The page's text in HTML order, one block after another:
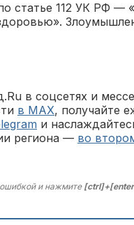
статье 112 УК РФ —
в соцсетях и
в MAX, получайте
и
региона — во
и нажмите